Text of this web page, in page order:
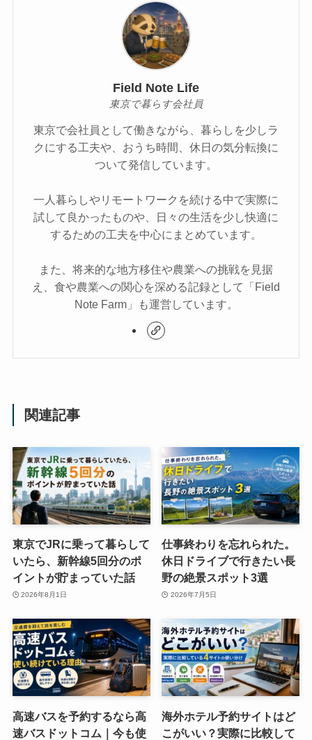
Field Note Life
東京で暮らす会社員
東京で会社員として働きながら、暮らしを少しラ
クにする工夫や、おうち時間、休日の気分転換に
ついて発信しています。
一人暮らしやリモートワークを続ける中で実際に
試して良かったものや、日々の生活を少し快適に
するための工夫を中心にまとめています。
また、将来的な地方移住や農業への挑戦を見据
え、食や農業への関心を深める記録として「Field
Note Farm」も運営しています。
関連記事
東京でJRに乗って暮らして
いたら、新幹線5回分のポ
イントが貯まっていた話
2026年8月1日
仕事終わりを忘れられた。
休日ドライブで行きたい長
野の絶景スポット3選
2026年7月5日
高速バスを予約するなら高
速バスドットコム｜今も使
海外ホテル予約サイトはど
こがいい？実際に比較して